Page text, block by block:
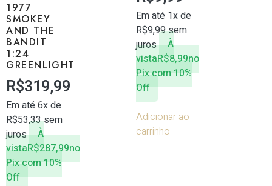
1977
SMOKEY
AND THE
BANDIT
1:24
GREENLIGHT
R$319,99
Em até 6x de
R$53,33sem
juros
À
vistaR$287,99no
Pix com 10%
Off
Em até 1x de
R$9,99sem
juros
À
vistaR$8,99no
Pix com 10%
Off
Adicionar ao
carrinho